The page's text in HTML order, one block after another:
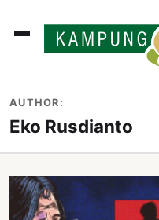
AUTHOR:
Eko Rusdianto